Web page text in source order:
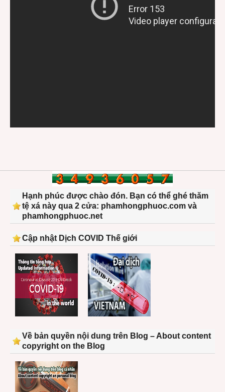
Hạnh phúc được chào đón. Bạn có thể ghé thăm
tệ xá này qua 2 cửa: phamhongphuoc.com và
phamhongphuoc.net
Cập nhật Dịch COVID Thế giới
Về bản quyền nội dung trên Blog – About content
copyright on the Blog